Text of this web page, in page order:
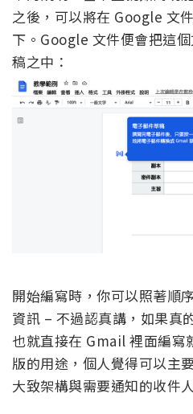
之後，可以將在 Google 文
下。Google 文件便會把這
稿之中：
開始編寫時，你可以照著順
資訊 – 不過認真講，如果真
也就直接在 Gmail 裡面編寫
版的用途，個人覺得可以主
大致架構與需要通知的收件